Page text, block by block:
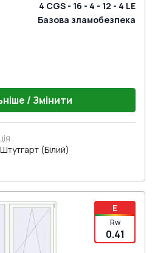
4 CGS - 16 - 4 - 12 - 4 LE
Базова зламобезпека
/ Змінити
(Білий)
E
Rw
0.41